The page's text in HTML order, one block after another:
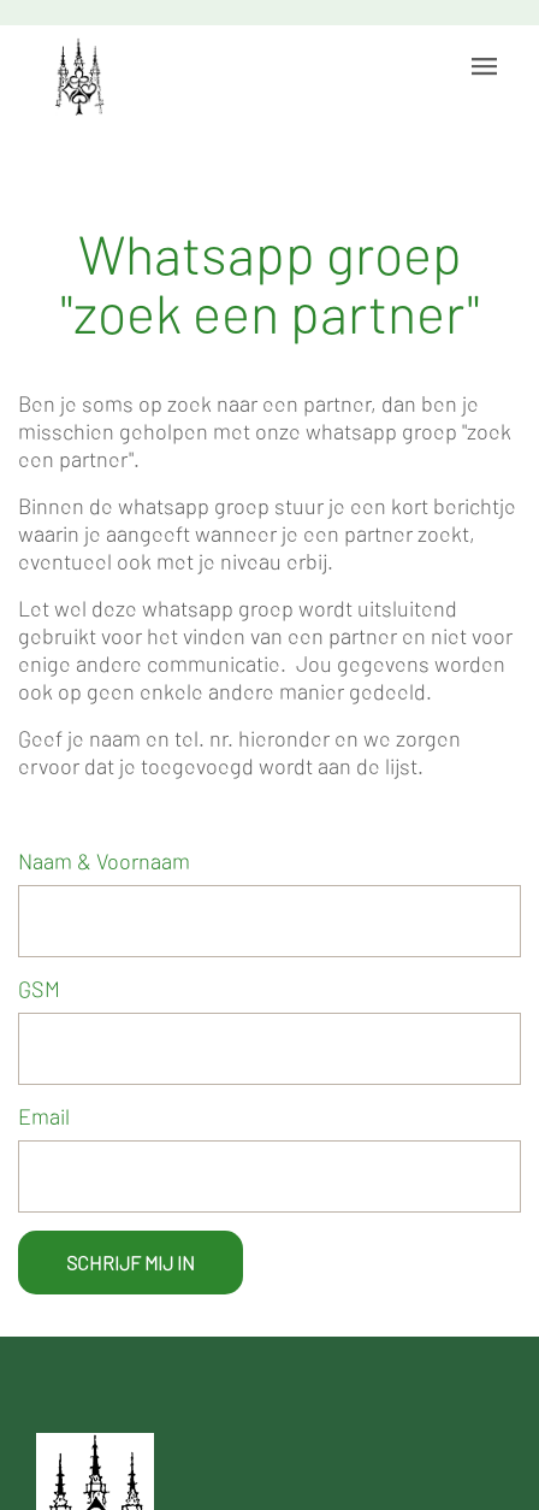
Whatsapp groep
"zoek een partner"
Ben je soms op zoek naar een partner, dan ben je
misschien geholpen met onze whatsapp groep "zoek
een partner".
Binnen de whatsapp groep stuur je een kort berichtje
waarin je aangeeft wanneer je een partner zoekt,
eventueel ook met je niveau erbij.
Let wel deze whatsapp groep wordt uitsluitend
gebruikt voor het vinden van een partner en niet voor
enige andere communicatie. Jou gegevens worden
ook op geen enkele andere manier gedeeld.
Geef je naam en tel. nr. hieronder en we zorgen
ervoor dat je toegevoegd wordt aan de lijst.
Naam & Voornaam
GSM
Email